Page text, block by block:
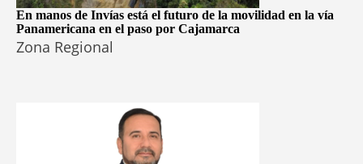
En manos de Invías está el futuro de la movilidad en la vía
Panamericana en el paso por Cajamarca
Zona Regional